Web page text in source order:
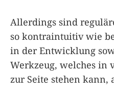
Allerdings sind
so kontraintuitiv wie
in der Entwicklung
Werkzeug, welches in
zur Seite stehen kann,